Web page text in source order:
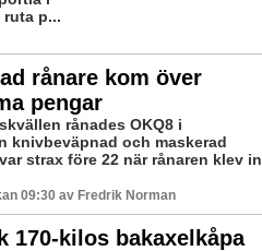
p...
rånare kom över
pengar
rånades OKQ8 i
knivbeväpnad och maskerad
strax före 22 när rånaren klev in
09:30 av Fredrik Norman
170-kilos bakaxelkåpa